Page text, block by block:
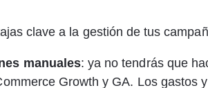
clave a la gestión de tus
manuales: ya no tendrás que
Growth y GA. Los gastos